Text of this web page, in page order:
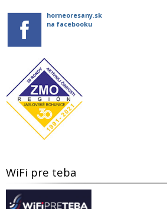
horneoresany.sk
na facebooku
WiFi pre teba